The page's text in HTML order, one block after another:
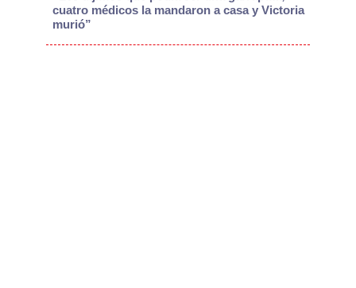
cuatro médicos la mandaron a casa y Victoria
murió”